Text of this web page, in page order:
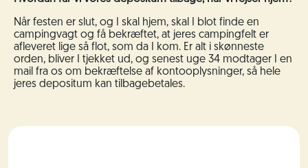
Når festen er slut, og I skal hjem, skal I blot finde en
campingvagt og få bekræftet, at jeres campingfelt er
afleveret lige så flot, som da I kom. Er alt i skønneste
orden, bliver I tjekket ud, og senest uge 34 modtager I en
mail fra os om bekræftelse af kontooplysninger, så hele
jeres depositum kan tilbagebetales.